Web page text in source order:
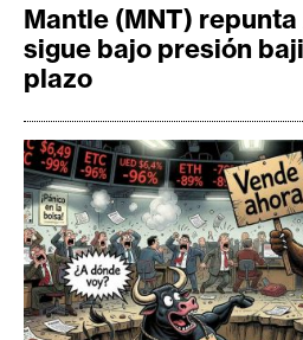
Mantle (MNT)
sigue bajo presión
plazo